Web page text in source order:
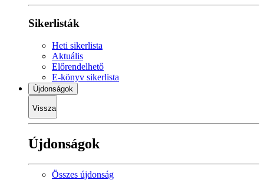
Sikerlisták
Heti sikerlista
Aktuális
Előrendelhető
E-könyv sikerlista
Újdonságok
Vissza
Újdonságok
Összes újdonság